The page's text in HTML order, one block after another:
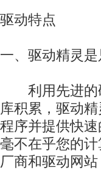
驱动特点
一、驱动精灵
利用先进的硬
库积累，驱动
程序并提供快
毫不在乎您的
厂商和驱动网